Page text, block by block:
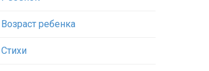
Возраст ребенка
Стихи